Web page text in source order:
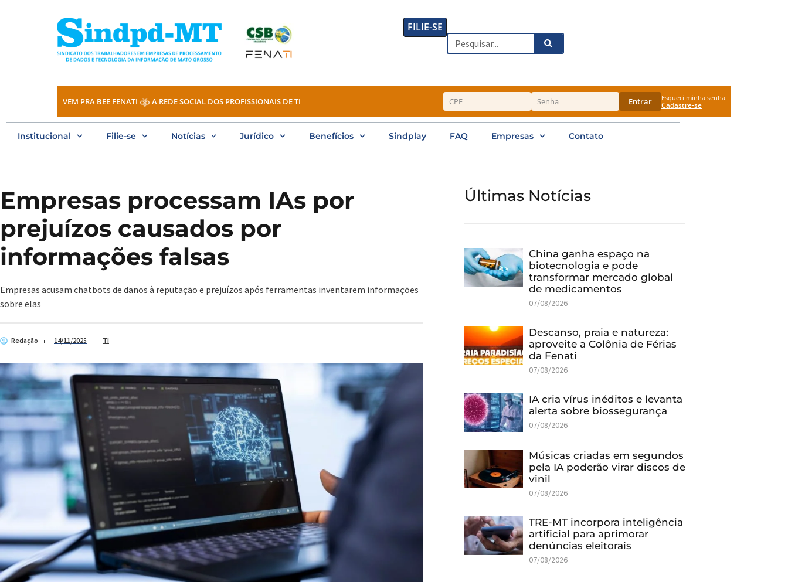
FILIE-SE
Search
VEM PRA BEE FENATI A REDE SOCIAL DOS PROFISSIONAIS DE TI Entrar Esqueci minha senha
Cadastre-se
Institucional Filie-se Notícias Jurídico Benefícios Sindplay FAQ Empresas Contato
Empresas processam IAs por
prejuízos causados por
informações falsas
Empresas acusam chatbots de danos à reputação e prejuízos após ferramentas inventarem informações
sobre elas
Redação 14/11/2025 TI
Últimas Notícias
China ganha espaço na
biotecnologia e pode
transformar mercado global
de medicamentos
07/08/2026
Descanso, praia e natureza:
aproveite a Colônia de Férias
da Fenati
07/08/2026
IA cria vírus inéditos e levanta
alerta sobre biossegurança
07/08/2026
Músicas criadas em segundos
pela IA poderão virar discos de
vinil
07/08/2026
TRE-MT incorpora inteligência
artificial para aprimorar
denúncias eleitorais
07/08/2026